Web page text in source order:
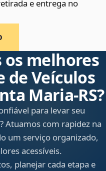
e entrega no
os melhores
de Veículos
Maria‑RS?
para levar seu
Atuamos com rapidez na
um serviço organizado,
acessíveis.
planejar cada etapa e